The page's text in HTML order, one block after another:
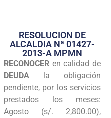
Transparencia
Seguridad
Programas
Intranet
RESOLUCION DE
ALCALDIA Nª 01427-
2013-A MPMN
RECONOCER en calidad de
DEUDA la obligación
pendiente, por los servicios
prestados los meses:
Agosto (s/. 2,800.00),